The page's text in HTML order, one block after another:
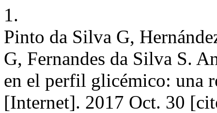
1.
Pinto da Silva G,
G, Fernandes da Silva S.
en el perfil glicémico: una
[Internet]. 2017 Oct. 30